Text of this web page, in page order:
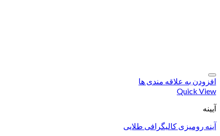
افزودن به علاقه مندی ها
Quick View
آیینه
آینه رومیزی کالیگرافی طلایی